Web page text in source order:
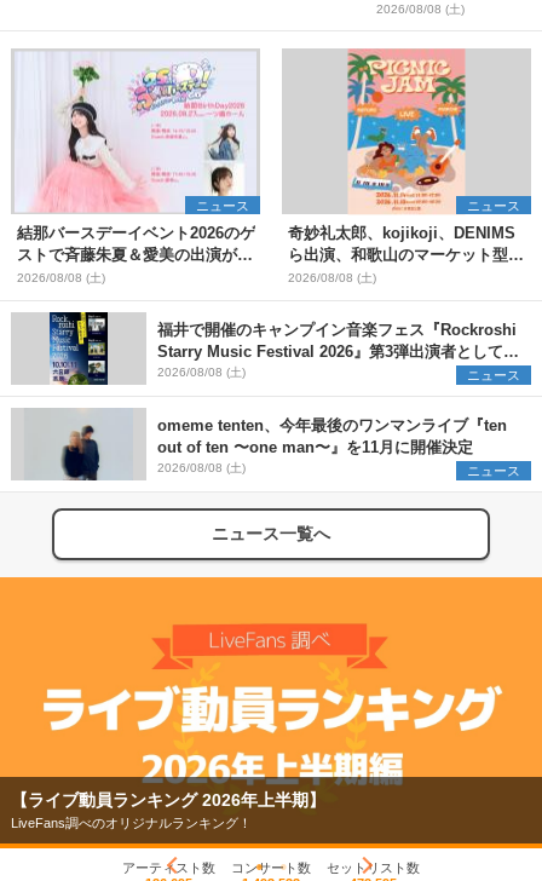
2026/08/08 (土)
ニュース
結那バースデーイベント2026のゲ
ストで斉藤朱夏＆愛美の出演が決
定
2026/08/08 (土)
ニュース
奇妙礼太郎、kojikoji、DENIMS
ら出演、和歌山のマーケット型野
外イベント『PICNIC JAM
2026』早割チケット発売開始
2026/08/08 (土)
福井で開催のキャンプイン音楽フェス『Rockroshi
Starry Music Festival 2026』第3弾出演者として
SCOOBIE DO、かりゆし58、Reiを発表
2026/08/08 (土) ニュース
omeme tenten、今年最後のワンマンライブ『ten
out of ten 〜one man〜』を11月に開催決定
2026/08/08 (土) ニュース
ニュース一覧へ
【ライブ動員ランキング 2026年上半期】
LiveFans調べのオリジナルランキング！
アーティスト数
コンサート数
セットリスト数